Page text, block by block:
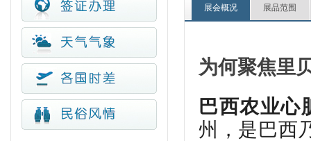
展会概况 展品范围
为何聚焦里
巴西农业心
州，是巴西